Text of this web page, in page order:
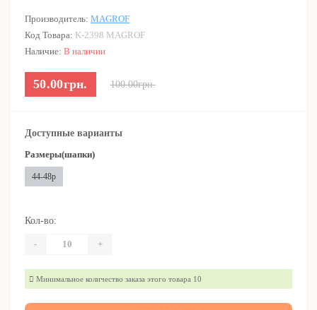
Производитель: MAGROF
Код Товара: K-2398 MAGROF
Наличие: В наличии
50.00грн. 100.00грн.
Доступные варианты
Размеры(шапки)
44-48р
Кол-во:
- +
Минимальное количество заказа этого товара 10